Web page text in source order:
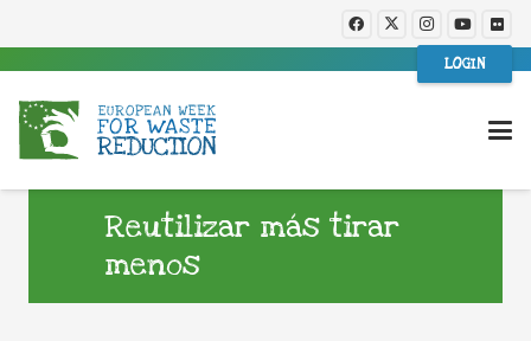
LOGIN
Reutilizar más tirar
menos